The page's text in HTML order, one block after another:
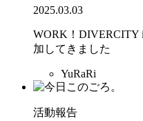
2025.03.03
WORK！DIVERCITY
加してきました
YuRaRi
活動報告